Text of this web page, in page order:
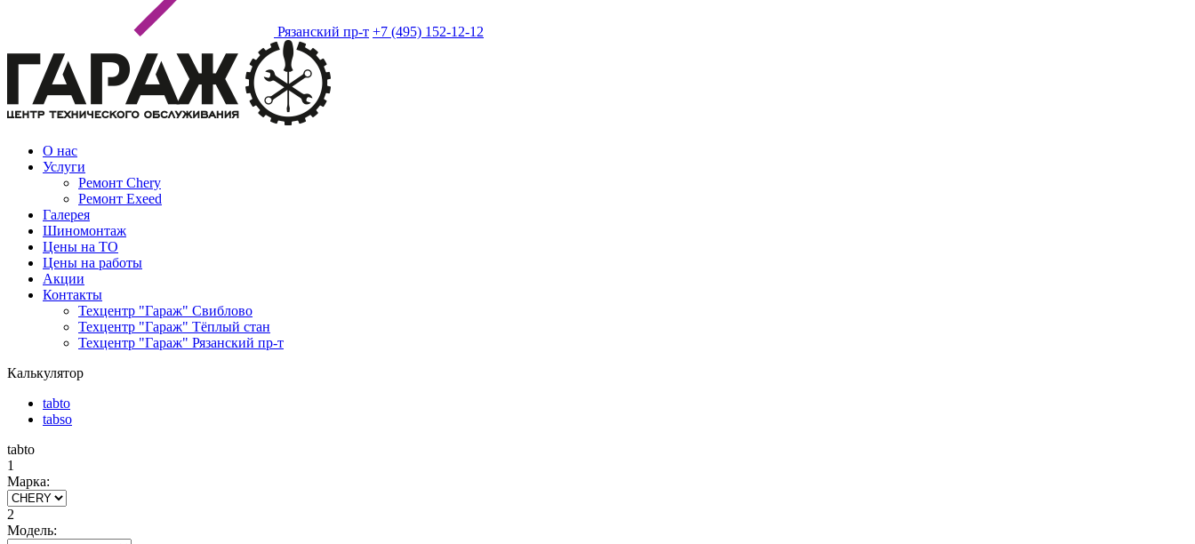
Рязанский пр-т +7 (495) 152-12-12
О нас
Услуги
Ремонт Chery
Ремонт Exeed
Галерея
Шиномонтаж
Цены на ТО
Цены на работы
Акции
Контакты
Техцентр "Гараж" Свиблово
Техцентр "Гараж" Тёплый стан
Техцентр "Гараж" Рязанский пр-т
Калькулятор
tabto
tabso
tabto
1
Марка:
2
Модель: